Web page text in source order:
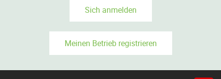
Sich anmelden
Meinen Betrieb registrieren